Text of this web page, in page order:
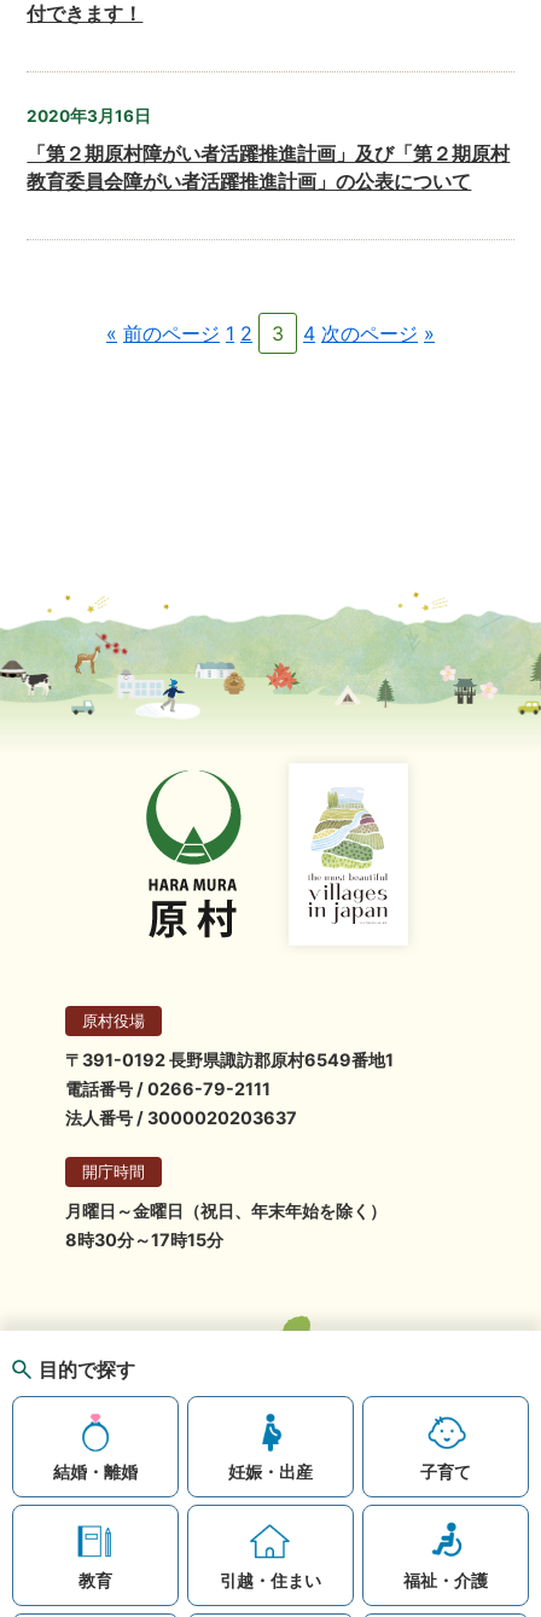
付できます！
2020年3月16日
「第２期原村障がい者活躍推進計画」及び「第２期原村
教育委員会障がい者活躍推進計画」の公表について
« 前のページ 1 2 3 4 次のページ »
目的で探す
結婚・離婚 妊娠・出産 子育て
教育 引越・住まい 福祉・介護
原村役場
〒391-0192 長野県諏訪郡原村6549番地1
電話番号 / 0266-79-2111
法人番号 / 3000020203637
開庁時間
月曜日～金曜日（祝日、年末年始を除く）
8時30分～17時15分